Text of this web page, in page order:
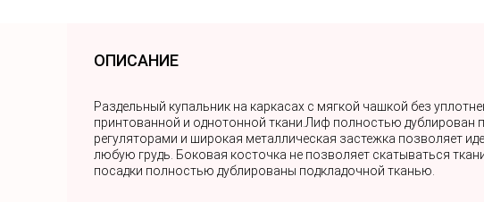
ОПИСАНИЕ
Раздельный купальник на каркасах с мягкой чашкой без
принтованной и однотонной ткани.Лиф полностью дублирован
регуляторами и широкая металлическая застежка позволяет
любую грудь. Боковая косточка не позволяет скатываться
посадки полностью дублированы подкладочной тканью.